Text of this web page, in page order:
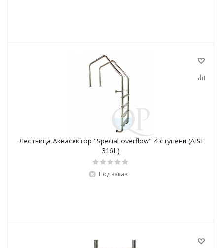
Лестница Аквасектор "Special overflow" 4 ступени (AISI
316L)
Под заказ